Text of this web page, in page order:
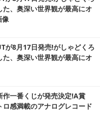
、奥深い世界観が最高にオ
が8月17日発売!がしゃどくろ
、奥深い世界観が最高にオ
作一番くじが発売決定!A賞
感満載のアナログレコード